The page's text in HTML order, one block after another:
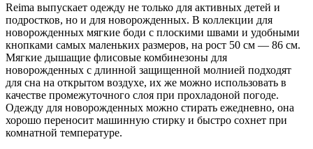
Reima выпускает одежду не только для активных детей и
подростков, но и для новорожденных. В коллекции для
новорожденных мягкие боди с плоскими швами и удобными
кнопками самых маленьких размеров, на рост 50 см — 86 см.
Мягкие дышащие флисовые комбинезоны для
новорожденных с длинной защищенной молнией подходят
для сна на открытом воздухе, их же можно использовать в
качестве промежуточного слоя при прохладоной погоде.
Одежду для новорожденных можно стирать ежедневно, она
хорошо переносит машинную стирку и быстро сохнет при
комнатной температуре.